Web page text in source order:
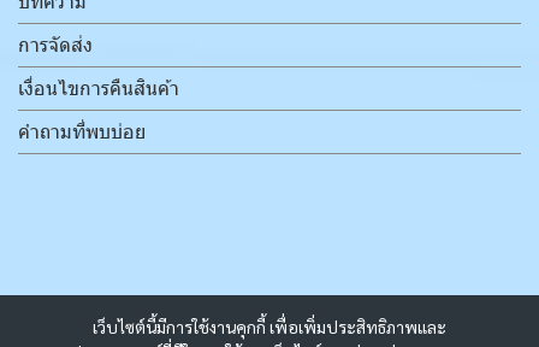
เว็บไซต์นี้มีการใช้งานคุกกี้ เพื่อเพิ่มประสิทธิภาพและ
การจัดส่ง
เงื่อนไขการคืนสินค้า
คำถามที่พบบ่อย